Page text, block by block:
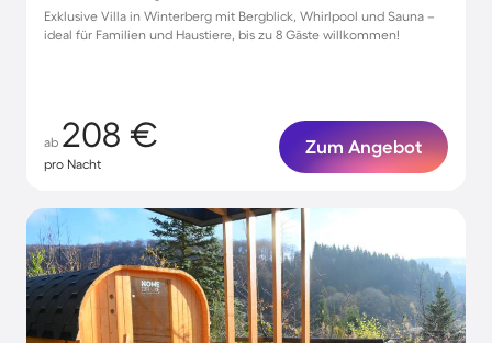
Exklusive Villa in Winterberg mit Bergblick, Whirlpool und Sauna –
ideal für Familien und Haustiere, bis zu 8 Gäste willkommen!
ab 208 €
pro Nacht
Zum Angebot